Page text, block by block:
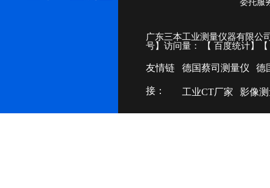
委托服
广东三本工业测量仪器有限
号】访问量： 【百度统计】
友情链
接：
德国蔡司测量仪 德
工业CT厂家 影像